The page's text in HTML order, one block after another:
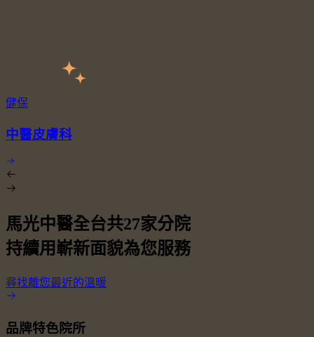
健保
中醫皮膚科
馬光中醫全台共27家分院
持續用嶄新面貌為您服務
尋找離您最近的溫暖
品牌特色院所